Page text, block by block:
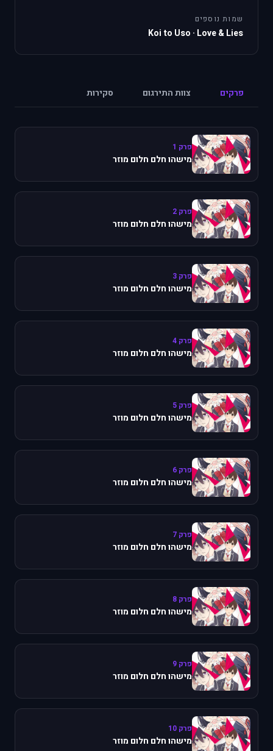
שמות נוספים
Koi to Uso · Love & Lies
פרקים צוות התירגום סקירות
פרק 1
מישהו חלם חלום מוזר
פרק 2
מישהו חלם חלום מוזר
פרק 3
מישהו חלם חלום מוזר
פרק 4
מישהו חלם חלום מוזר
פרק 5
מישהו חלם חלום מוזר
פרק 6
מישהו חלם חלום מוזר
פרק 7
מישהו חלם חלום מוזר
פרק 8
מישהו חלם חלום מוזר
פרק 9
מישהו חלם חלום מוזר
פרק 10
מישהו חלם חלום מוזר